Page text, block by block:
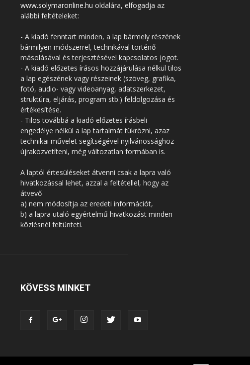
www.solymaronline.hu oldalára, elfogadja az
alábbi feltételeket:
- A kiadó fenntart minden, a lap bármely részének
bármilyen módszerrel, technikával történő
másolásával és terjesztésével kapcsolatos jogot.
- A kiadó előzetes írásos hozzájárulása nélkül tilos
a lap egészének vagy részeinek (szöveg, grafika,
fotó, audio- vagy videoanyag, adatszerkezet,
struktúra, eljárás, program stb.) feldolgozása és
értékesítése.
- Tilos továbbá a kiadó előzetes írásbeli
engedélye nélkül a lap tartalmát tükrözni, azaz
technikai művelet segítségével nyilvánossághoz
újraközvetíteni, még változatlan formában is.
A laptól értesüléseket átvenni csak a lapra való
hivatkozással lehet, azzal a feltétellel, hogy az
átvevő
a) nem módosítja az eredeti információt,
b) a lapra utaló egyértelmű hivatkozást minden
közlésnél feltünteti.
KÖVESS MINKET